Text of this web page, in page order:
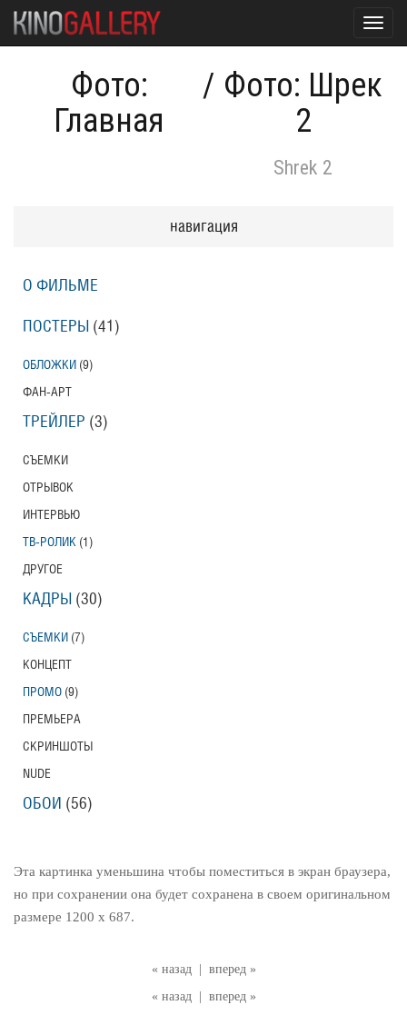
Фото:
Главная
/ Фото: Шрек
2
Shrek 2
« назад
вперед »
« назад
вперед »
Эта картинка уменьшина чтобы поместиться в экран браузера,
но при сохранении она будет сохранена в своем оригинальном
размере 1200 x 687.
навигация
О ФИЛЬМЕ
ПОСТЕРЫ (41)
ОБЛОЖКИ (9)
ФАН-АРТ
ТРЕЙЛЕР (3)
СЪЕМКИ
ОТРЫВОК
ИНТЕРВЬЮ
ТВ-РОЛИК (1)
ДРУГОЕ
КАДРЫ (30)
СЪЕМКИ (7)
КОНЦЕПТ
ПРОМО (9)
ПРЕМЬЕРА
СКРИНШОТЫ
NUDE
ОБОИ (56)